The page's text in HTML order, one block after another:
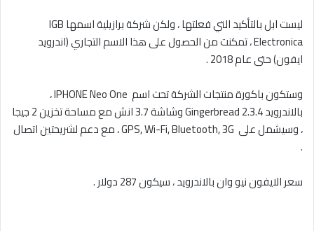
ليست ابل بالتأكيد التي فعلتها ، ولكن شركة برازيلية اسمها IGB
Electronica ، تمكنت من الحصول على هذا الاسم التجاري (اندرويد
ايفون) حتى عام 2018 .
وستكون باكورة منتجات الشركة تحت اسم IPHONE Neo One ،
بالاندرويد 2.3.4 Gingerbread وشاشة 3.7 انش مع مساحة تخزين 2 جيجا
، وسيشمل على GPS, Wi-Fi, Bluetooth, 3G ، مع دعم لشريحتين اتصال
.
سعر الايفون نيو وان بالاندرويد ، سيكون 287 دولار .